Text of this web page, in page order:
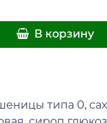
В корзину
типа 0,